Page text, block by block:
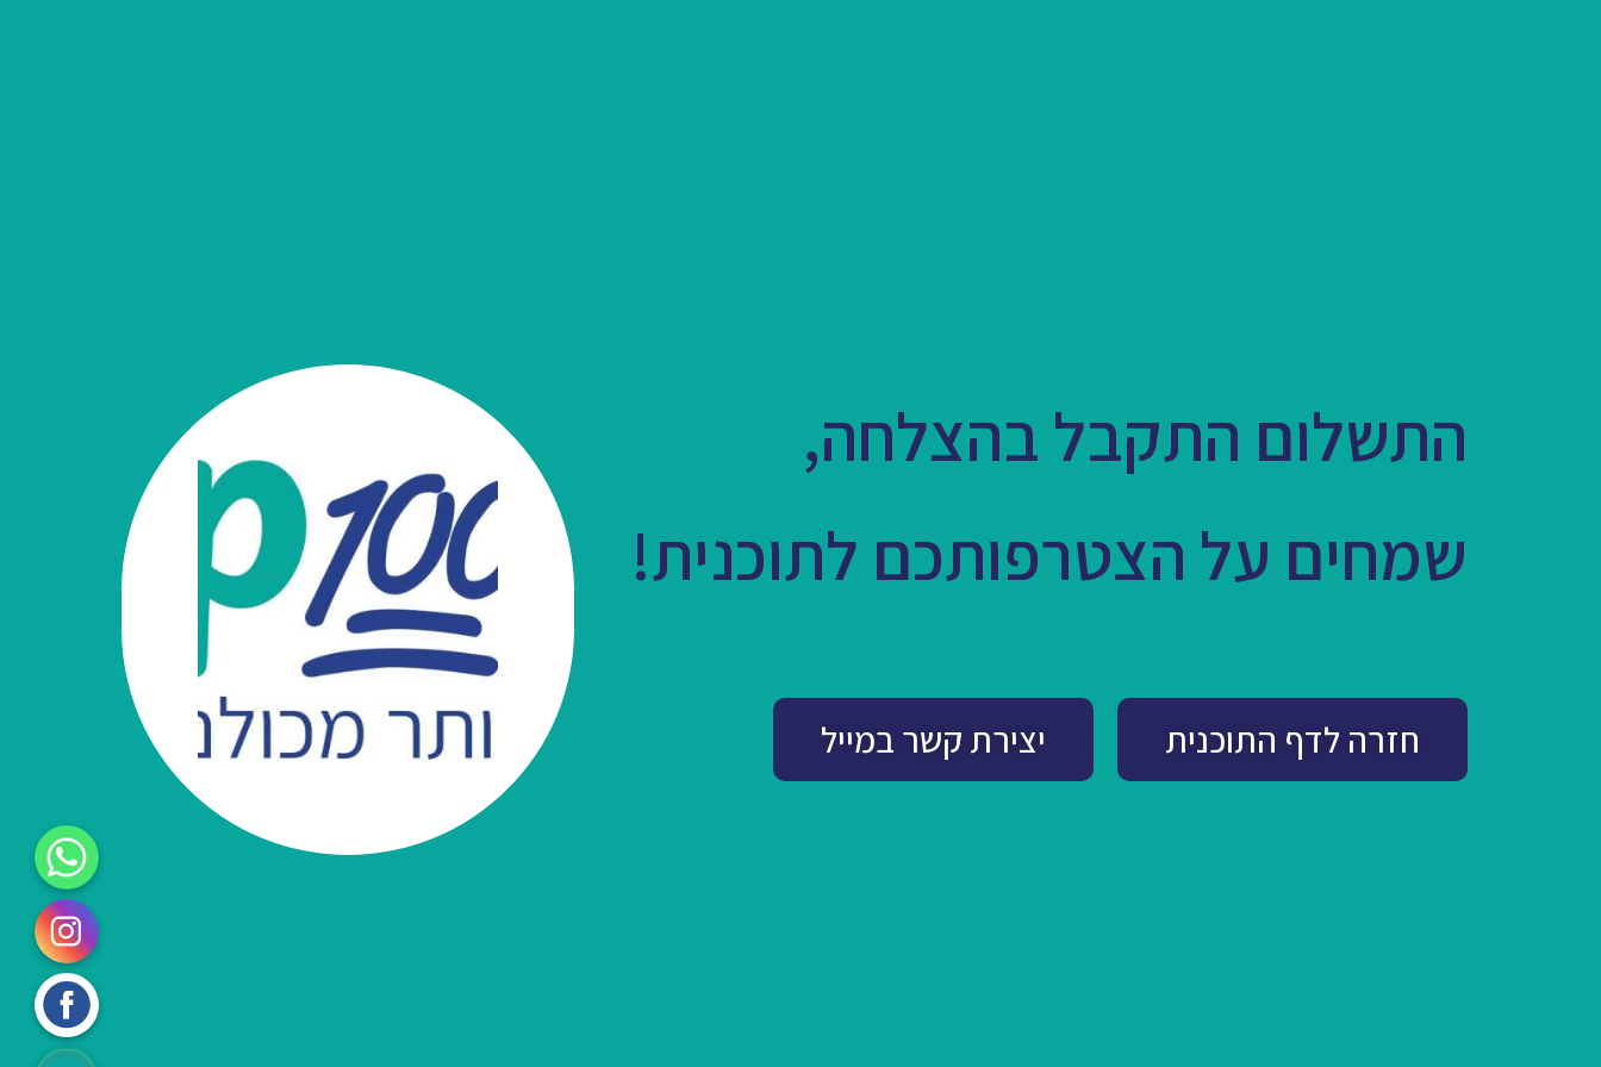
התשלום התקבל בהצלחה,
שמחים על הצטרפותכם לתוכנית!
חזרה לדף התוכנית יצירת קשר במייל
WhatsApp
Instagram
Facebook
עיגול לטובה